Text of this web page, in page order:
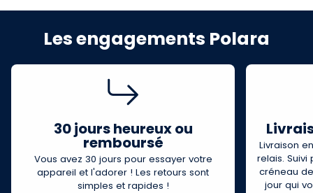
Les engagements Polara
30 jours heureux ou
remboursé
Vous avez 30 jours pour essayer votre
appareil et l'adorer ! Les retours sont
simples et rapides !
Livraison
relais. Suivi
créneau
jour qui